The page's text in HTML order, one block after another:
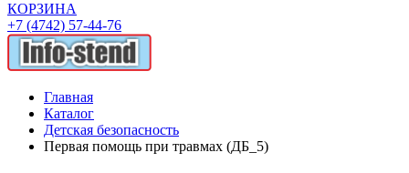
КОРЗИНА
+7 (4742) 57-44-76
Главная
Каталог
Детская безопасность
Первая помощь при травмах (ДБ_5)